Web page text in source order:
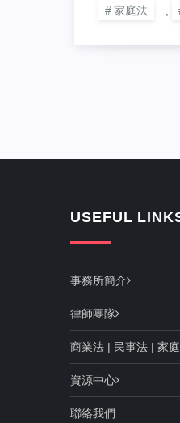
家庭法
USEFUL
事務所簡介
律師團隊
商業法 | 民事法 | 家
資源中心
聯絡我們